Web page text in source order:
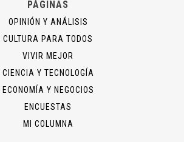
PÁGINAS
OPINIÓN Y ANÁLISIS
CULTURA PARA TODOS
VIVIR MEJOR
CIENCIA Y TECNOLOGÍA
ECONOMÍA Y NEGOCIOS
ENCUESTAS
MI COLUMNA